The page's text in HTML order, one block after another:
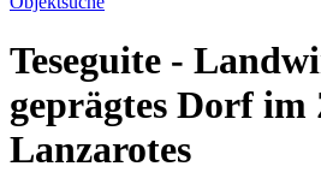
Teseguite -
geprägtes Dorf
Lanzarotes